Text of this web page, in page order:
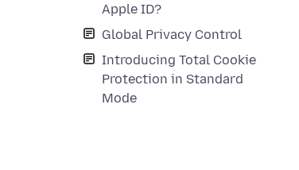
Apple ID?
Global Privacy Control
Introducing Total Cookie
Protection in Standard
Mode